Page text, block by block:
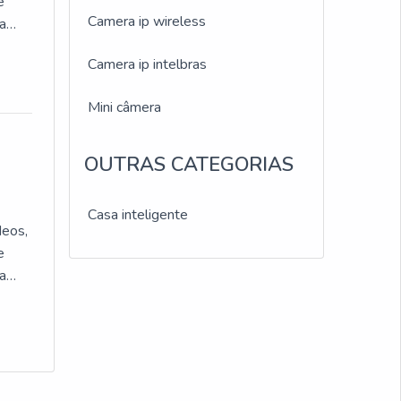
Camera ip wireless
Camera ip intelbras
Mini câmera
OUTRAS CATEGORIAS
Casa inteligente